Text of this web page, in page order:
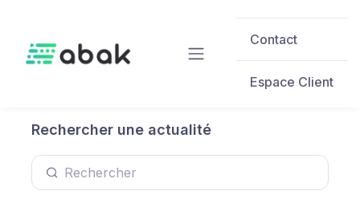
Contact
Espace Client
Rechercher une actualité